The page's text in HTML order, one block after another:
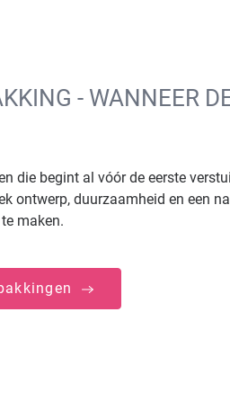
- WANNEER
die begint al vóór de eerste
ontwerp, duurzaamheid en een
maken.